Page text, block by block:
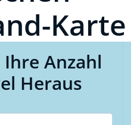
Karte
Ihre Anzahl
Heraus